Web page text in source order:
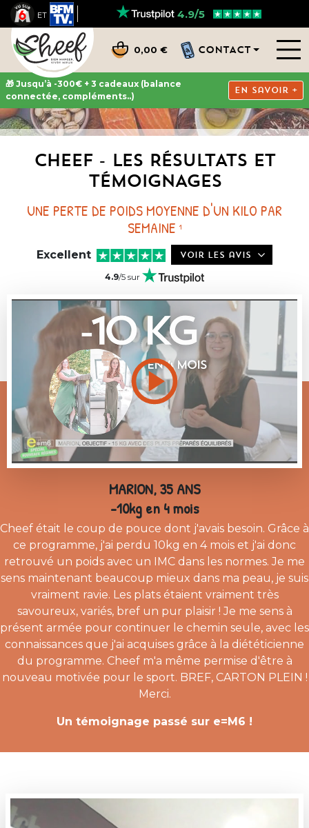
ET 4.9/5
0,00 € CONTACT
🎁 Jusqu’à -300€ + 3 cadeaux (balance
connectée, compléments..)
En savoir +
CHEEF - LES RÉSULTATS ET
TÉMOIGNAGES
UNE PERTE DE POIDS MOYENNE D'UN KILO PAR
SEMAINE 1
Excellent Voir les avis
4.9/5 sur
MARION, 35 ANS
-10kg en 4 mois
Cheef était le coup de pouce dont j'avais besoin. Grâce à
ce programme, j'ai perdu 10kg en 4 mois et j'ai donc
retrouvé un poids avec un IMC dans les normes. Je me
sens maintenant beaucoup mieux dans ma peau, je suis
vraiment ravie. Les plats étaient vraiment très
savoureux, variés, bref un pur plaisir ! Je me sens à
présent armée pour continuer le chemin seule, avec les
connaissances que j'ai acquises grâce à la diététicienne
du programme. Cheef m'a même permise d'être à
nouveau motivée pour le sport. BREF, CARTON PLEIN !
Merci.
Un témoignage passé sur e=M6 !